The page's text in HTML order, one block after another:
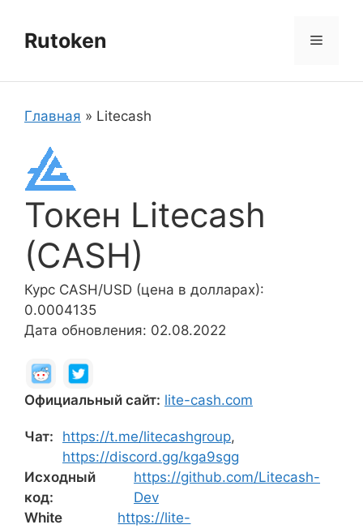
содержимому
Rutoken Меню
Главная » Litecash
Токен Litecash
(CASH)
Курс CASH/USD (цена в долларах):
0.0004135
Дата обновления: 02.08.2022
Официальный сайт: lite-cash.com
Чат: https://t.me/litecashgroup,
https://discord.gg/kga9sgg
Исходный
код:
https://github.com/Litecash-
Dev
White
https://lite-